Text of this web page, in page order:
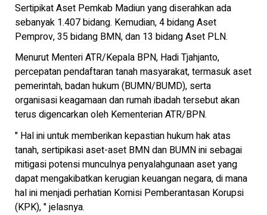
Sertipikat Aset Pemkab Madiun yang diserahkan ada
sebanyak 1.407 bidang. Kemudian, 4 bidang Aset
Pemprov, 35 bidang BMN, dan 13 bidang Aset PLN.
Menurut Menteri ATR/Kepala BPN, Hadi Tjahjanto,
percepatan pendaftaran tanah masyarakat, termasuk aset
pemerintah, badan hukum (BUMN/BUMD), serta
organisasi keagamaan dan rumah ibadah tersebut akan
terus digencarkan oleh Kementerian ATR/BPN.
" Hal ini untuk memberikan kepastian hukum hak atas
tanah, sertipikasi aset-aset BMN dan BUMN ini sebagai
mitigasi potensi munculnya penyalahgunaan aset yang
dapat mengakibatkan kerugian keuangan negara, di mana
hal ini menjadi perhatian Komisi Pemberantasan Korupsi
(KPK), " jelasnya.